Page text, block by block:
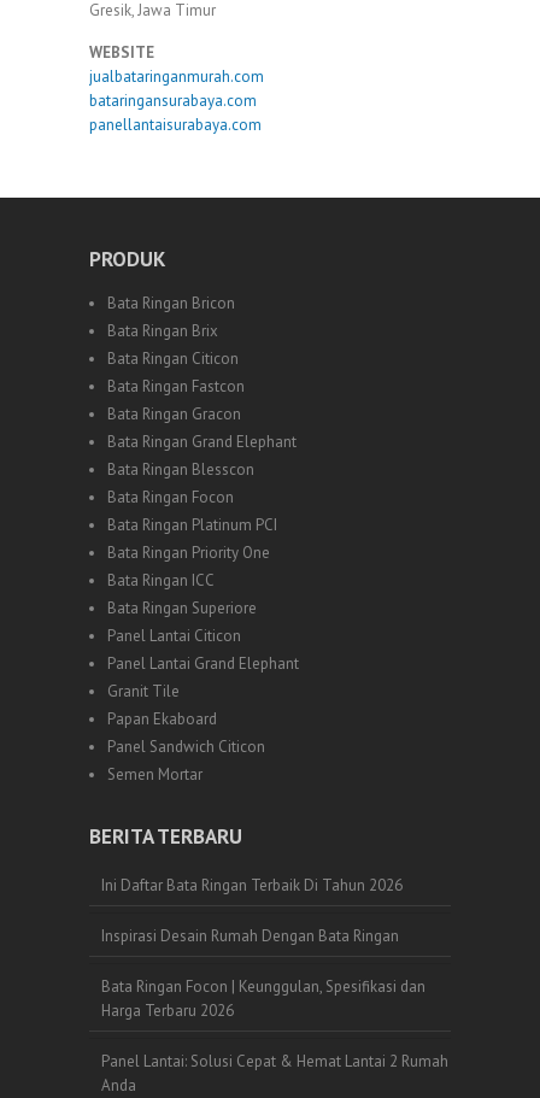
Gresik, Jawa Timur
WEBSITE
jualbataringanmurah.com
bataringansurabaya.com
panellantaisurabaya.com
PRODUK
Bata Ringan Bricon
Bata Ringan Brix
Bata Ringan Citicon
Bata Ringan Fastcon
Bata Ringan Gracon
Bata Ringan Grand Elephant
Bata Ringan Blesscon
Bata Ringan Focon
Bata Ringan Platinum PCI
Bata Ringan Priority One
Bata Ringan ICC
Bata Ringan Superiore
Panel Lantai Citicon
Panel Lantai Grand Elephant
Granit Tile
Papan Ekaboard
Panel Sandwich Citicon
Semen Mortar
BERITA TERBARU
Ini Daftar Bata Ringan Terbaik Di Tahun 2026
Inspirasi Desain Rumah Dengan Bata Ringan
Bata Ringan Focon | Keunggulan, Spesifikasi dan
Harga Terbaru 2026
Panel Lantai: Solusi Cepat & Hemat Lantai 2 Rumah
Anda